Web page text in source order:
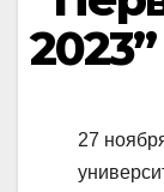
2023”
27